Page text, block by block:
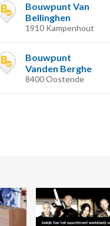
Bouwpunt Van
Bellinghen
1910 Kampenhout
Bouwpunt
Vanden Berghe
8400 Oostende